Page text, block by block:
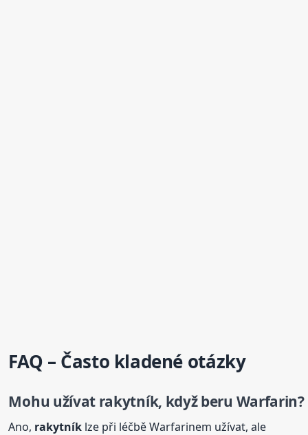
FAQ – Často kladené otázky
Mohu užívat rakytník, když beru Warfarin?
Ano, rakytník lze při léčbě Warfarinem užívat, ale